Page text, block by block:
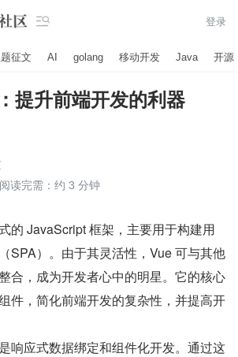
 登录
征文 AI golang 移动开发 Java 开源
提升前端开发的利器
阅读完需：约 3 分钟
的 JavaScript 框架，主要用于构建用
SPA）。由于其灵活性，Vue 可与其他
合，成为开发者心中的明星。它的核心
件，简化前端开发的复杂性，并提高开
响应式数据绑定和组件化开发。通过这